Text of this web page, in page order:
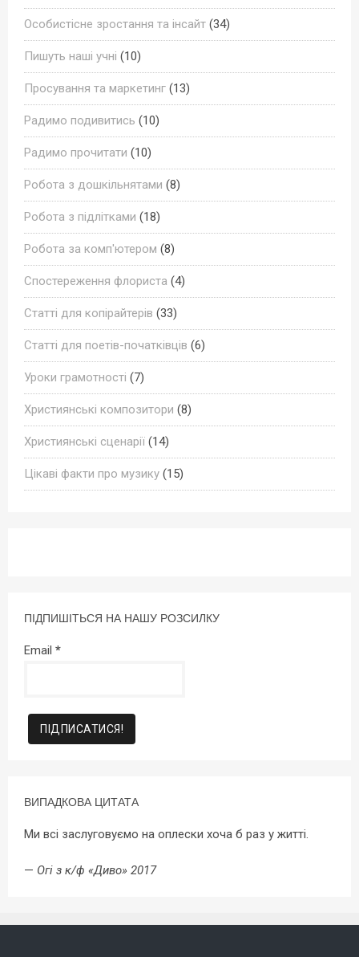
Особистісне зростання та інсайт (34)
Пишуть наші учні (10)
Просування та маркетинг (13)
Радимо подивитись (10)
Радимо прочитати (10)
Робота з дошкільнятами (8)
Робота з підлітками (18)
Робота за комп'ютером (8)
Спостереження флориста (4)
Статті для копірайтерів (33)
Статті для поетів-початківців (6)
Уроки грамотності (7)
Християнські композитори (8)
Християнські сценарії (14)
Цікаві факти про музику (15)
ПІДПИШІТЬСЯ НА НАШУ РОЗСИЛКУ
Email *
ВИПАДКОВА ЦИТАТА
Ми всі заслуговуємо на оплески хоча б раз у житті.
— Огі з к/ф «Диво» 2017